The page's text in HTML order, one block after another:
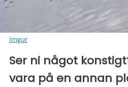
Imgur
Ser ni något
vara på en annan